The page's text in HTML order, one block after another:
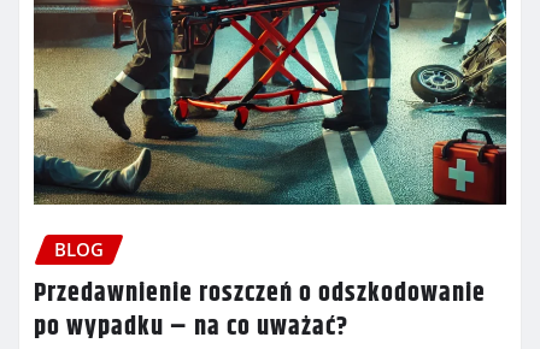
BLOG
Przedawnienie roszczeń o odszkodowanie
po wypadku – na co uważać?